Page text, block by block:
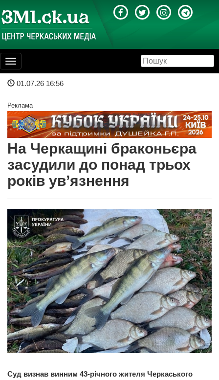
Toggle
navigation
01.07.26 16:56
Реклама
На Черкащині браконьєра
засудили до понад трьох
років ув’язнення
Суд визнав винним 43-річного жителя Черкаського